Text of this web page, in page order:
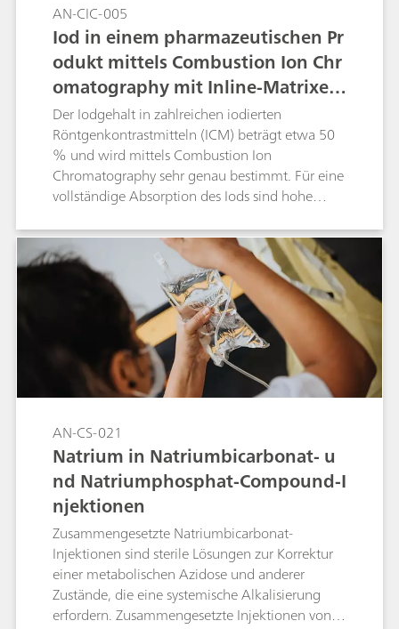
AN-CIC-005
Iod in einem pharmazeutischen Pr
odukt mittels Combustion Ion Chr
omatography mit Inline-Matrixeli
minierung
Der Iodgehalt in zahlreichen iodierten
Röntgenkontrastmitteln (ICM) beträgt etwa 50
% und wird mittels Combustion Ion
Chromatography sehr genau bestimmt. Für eine
vollständige Absorption des Iods sind hohe
Ebenso sollte die Konzentration des internen
Standards 50 mg/L betragen. Der Wassergehalt
der Röntgenkontrastmittel wird mittels
Metrohms Karl-Fischer-Ofenmethode bestimmt
und in der Endberechnung
berücksichtigt.Stichwort: Pyrohydrolyse
AN-CS-021
Natrium in Natriumbicarbonat- u
nd Natriumphosphat-Compound-I
njektionen
Zusammengesetzte Natriumbicarbonat-
Injektionen sind sterile Lösungen zur Korrektur
einer metabolischen Azidose und anderer
Zustände, die eine systemische Alkalisierung
erfordern. Zusammengesetzte Injektionen von